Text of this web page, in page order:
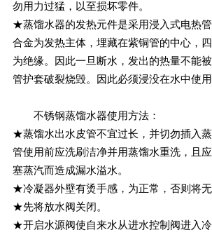
勿用力过猛，以至损坏零件。
★蒸馏水器的发热元件是采用浸入式电热
合金为发热主体，埋藏在紫铜管的中心，
为绝缘。因此一旦断水，发出的热量不能
管护套破裂烧毁。因此必须浸没在水中使用
不锈钢蒸馏水器使用方法：
★蒸馏水出水皮管不宜过长，并切勿插入
管使用前应洗刷洁净并用蒸馏水重洗，且
塞蒸汽而造成漏水溢水。
★冷凝器外壁有烫手感，为正常，否则将无
★先将放水阀关闭。
★开启水源阀使自来水从进水控制阀进入